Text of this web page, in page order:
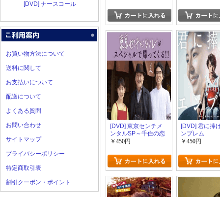
[DVD] ナースコール
お買い物方法について
送料に関して
お支払いについて
配送について
よくある質問
お問い合わせ
サイトマップ
プライバシーポリシー
特定商取引表
割引クーポン・ポイント
[DVD] 東京センチメ
ンタルSP～千住の恋
～
￥450円
[DVD] 君に捧
ンブレム
￥450円